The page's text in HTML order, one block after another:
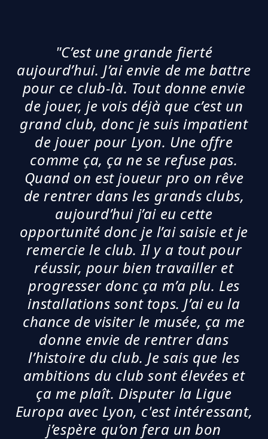
"C’est une grande fierté
aujourd’hui. J’ai envie de me battre
pour ce club-là. Tout donne envie
de jouer, je vois déjà que c’est un
grand club, donc je suis impatient
de jouer pour Lyon. Une offre
comme ça, ça ne se refuse pas.
Quand on est joueur pro on rêve
de rentrer dans les grands clubs,
aujourd’hui j’ai eu cette
opportunité donc je l’ai saisie et je
remercie le club. Il y a tout pour
réussir, pour bien travailler et
progresser donc ça m’a plu. Les
installations sont tops. J’ai eu la
chance de visiter le musée, ça me
donne envie de rentrer dans
l’histoire du club. Je sais que les
ambitions du club sont élevées et
ça me plaît. Disputer la Ligue
Europa avec Lyon, c'est intéressant,
j’espère qu’on fera un bon